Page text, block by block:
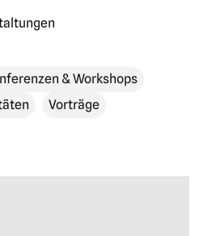
& Workshops
Vorträge